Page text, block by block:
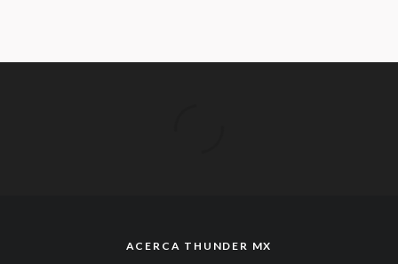
ACERCA THUNDER MX